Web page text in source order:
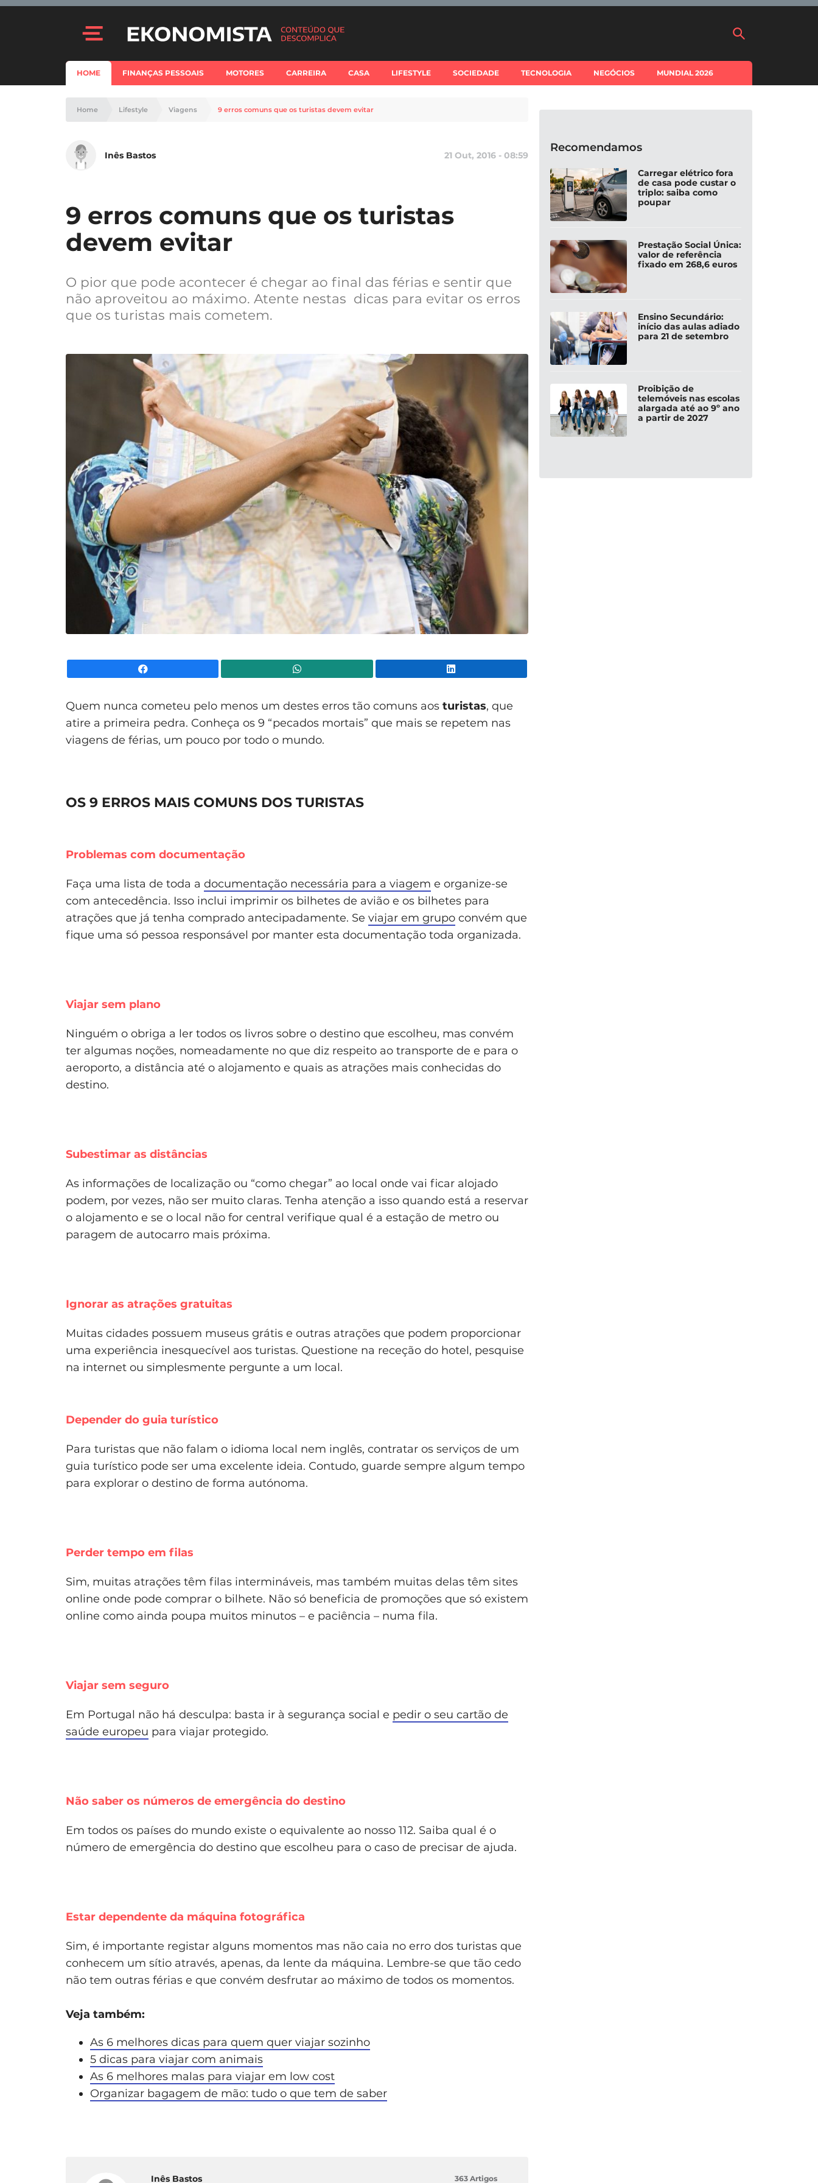
HOME FINANÇAS PESSOAIS MOTORES CARREIRA CASA LIFESTYLE SOCIEDADE TECNOLOGIA NEGÓCIOS MUNDIAL 2026
Home Lifestyle Viagens 9 erros comuns que os turistas devem evitar
Inês Bastos 21 Out, 2016 - 08:59
9 erros comuns que os turistas
devem evitar
O pior que pode acontecer é chegar ao final das férias e sentir que
não aproveitou ao máximo. Atente nestas dicas para evitar os erros
que os turistas mais cometem.
Quem nunca cometeu pelo menos um destes erros tão comuns aos turistas, que
atire a primeira pedra. Conheça os 9 “pecados mortais” que mais se repetem nas
viagens de férias, um pouco por todo o mundo.
OS 9 ERROS MAIS COMUNS DOS TURISTAS
Problemas com documentação
Faça uma lista de toda a documentação necessária para a viagem e organize-se
com antecedência. Isso inclui imprimir os bilhetes de avião e os bilhetes para
atrações que já tenha comprado antecipadamente. Se viajar em grupo convém que
fique uma só pessoa responsável por manter esta documentação toda organizada.
Viajar sem plano
Ninguém o obriga a ler todos os livros sobre o destino que escolheu, mas convém
ter algumas noções, nomeadamente no que diz respeito ao transporte de e para o
aeroporto, a distância até o alojamento e quais as atrações mais conhecidas do
destino.
Subestimar as distâncias
As informações de localização ou “como chegar” ao local onde vai ficar alojado
podem, por vezes, não ser muito claras. Tenha atenção a isso quando está a reservar
o alojamento e se o local não for central verifique qual é a estação de metro ou
paragem de autocarro mais próxima.
Ignorar as atrações gratuitas
Muitas cidades possuem museus grátis e outras atrações que podem proporcionar
uma experiência inesquecível aos turistas. Questione na receção do hotel, pesquise
na internet ou simplesmente pergunte a um local.
Depender do guia turístico
Para turistas que não falam o idioma local nem inglês, contratar os serviços de um
guia turístico pode ser uma excelente ideia. Contudo, guarde sempre algum tempo
para explorar o destino de forma autónoma.
Perder tempo em filas
Sim, muitas atrações têm filas intermináveis, mas também muitas delas têm sites
online onde pode comprar o bilhete. Não só beneficia de promoções que só existem
online como ainda poupa muitos minutos – e paciência – numa fila.
Viajar sem seguro
Em Portugal não há desculpa: basta ir à segurança social e pedir o seu cartão de
saúde europeu para viajar protegido.
Não saber os números de emergência do destino
Em todos os países do mundo existe o equivalente ao nosso 112. Saiba qual é o
número de emergência do destino que escolheu para o caso de precisar de ajuda.
Estar dependente da máquina fotográfica
Sim, é importante registar alguns momentos mas não caia no erro dos turistas que
conhecem um sítio através, apenas, da lente da máquina. Lembre-se que tão cedo
não tem outras férias e que convém desfrutar ao máximo de todos os momentos.
Veja também:
As 6 melhores dicas para quem quer viajar sozinho
5 dicas para viajar com animais
As 6 melhores malas para viajar em low cost
Organizar bagagem de mão: tudo o que tem de saber
Inês Bastos 363 Artigos
Recomendamos
Carregar elétrico fora
de casa pode custar o
triplo: saiba como
poupar
Prestação Social Única:
valor de referência
fixado em 268,6 euros
Ensino Secundário:
início das aulas adiado
para 21 de setembro
Proibição de
telemóveis nas escolas
alargada até ao 9º ano
a partir de 2027